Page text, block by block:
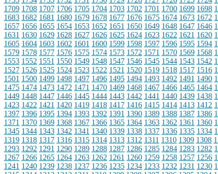
1709 1708 1707 1706 1705 1704 1703 1702 1701 1700 1699 1698
1683 1682 1681 1680 1679 1678 1677 1676 1675 1674 1673 1672
1657 1656 1655 1654 1653 1652 1651 1650 1649 1648 1647 1646
1631 1630 1629 1628 1627 1626 1625 1624 1623 1622 1621 1620
1605 1604 1603 1602 1601 1600 1599 1598 1597 1596 1595 1594
1579 1578 1577 1576 1575 1574 1573 1572 1571 1570 1569 1568
1553 1552 1551 1550 1549 1548 1547 1546 1545 1544 1543 1542
1527 1526 1525 1524 1523 1522 1521 1520 1519 1518 1517 1516
1501 1500 1499 1498 1497 1496 1495 1494 1493 1492 1491 1490
1475 1474 1473 1472 1471 1470 1469 1468 1467 1466 1465 1464
1449 1448 1447 1446 1445 1444 1443 1442 1441 1440 1439 1438
1423 1422 1421 1420 1419 1418 1417 1416 1415 1414 1413 1412
1397 1396 1395 1394 1393 1392 1391 1390 1389 1388 1387 1386
1371 1370 1369 1368 1367 1366 1365 1364 1363 1362 1361 1360
1345 1344 1343 1342 1341 1340 1339 1338 1337 1336 1335 1334
1319 1318 1317 1316 1315 1314 1313 1312 1311 1310 1309 1308
1293 1292 1291 1290 1289 1288 1287 1286 1285 1284 1283 1282
1267 1266 1265 1264 1263 1262 1261 1260 1259 1258 1257 1256
1241 1240 1239 1238 1237 1236 1235 1234 1233 1232 1231 1230